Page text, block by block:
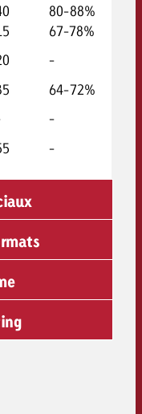
80-88%
67-78%
-
64-72%
-
-